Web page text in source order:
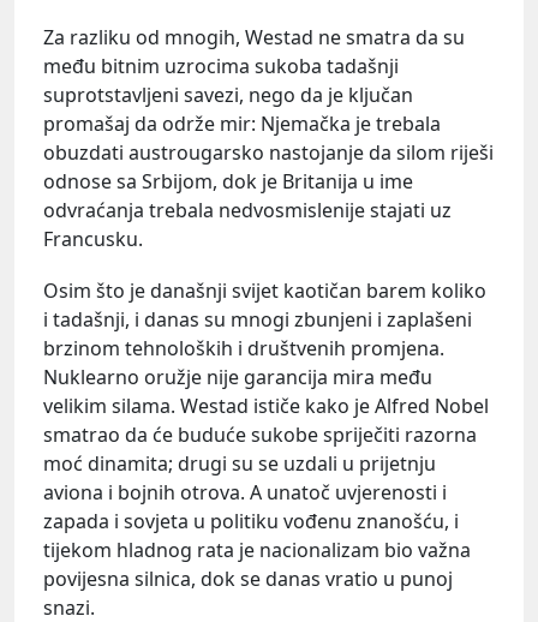
Za razliku od mnogih, Westad ne smatra da su
među bitnim uzrocima sukoba tadašnji
suprotstavljeni savezi, nego da je ključan
promašaj da održe mir: Njemačka je trebala
obuzdati austrougarsko nastojanje da silom riješi
odnose sa Srbijom, dok je Britanija u ime
odvraćanja trebala nedvosmislenije stajati uz
Francusku.
Osim što je današnji svijet kaotičan barem koliko
i tadašnji, i danas su mnogi zbunjeni i zaplašeni
brzinom tehnoloških i društvenih promjena.
Nuklearno oružje nije garancija mira među
velikim silama. Westad ističe kako je Alfred Nobel
smatrao da će buduće sukobe spriječiti razorna
moć dinamita; drugi su se uzdali u prijetnju
aviona i bojnih otrova. A unatoč uvjerenosti i
zapada i sovjeta u politiku vođenu znanošću, i
tijekom hladnog rata je nacionalizam bio važna
povijesna silnica, dok se danas vratio u punoj
snazi.